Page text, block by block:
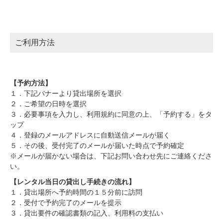
ご利用方法
【予約方法】
１．下記バナーより貸出場所を選択
２．ご希望の日時を選択
３．必要事項を入力し、利用規約に同意の上、「予約する」をタ
ップ
４．登録のメールアドレスに自動送信メールが届く
５．その後、受付完了のメールが届いた時点で予約確定
※メールが届かない場合は、下記お問い合わせ先にご連絡くださ
い。
【レンタル当日の貸出し手続きの流れ】
１．貸出場所へ予約時間の１５分前に訪問
２．受付で予約完了のメールを提示
３．貸出要件の確認書類の記入、利用料の支払い